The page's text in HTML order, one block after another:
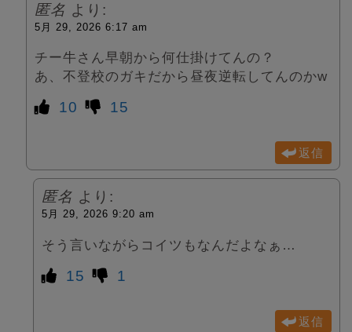
匿名 より:
5月 29, 2026 6:17 am
チー牛さん早朝から何仕掛けてんの？
あ、不登校のガキだから昼夜逆転してんのかw
10 15
返信
匿名 より:
5月 29, 2026 9:20 am
そう言いながらコイツもなんだよなぁ…
15 1
返信